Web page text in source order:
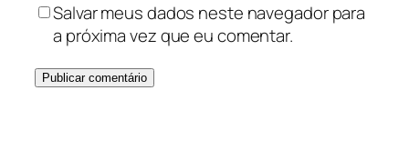
Salvar meus dados neste navegador para
a próxima vez que eu comentar.